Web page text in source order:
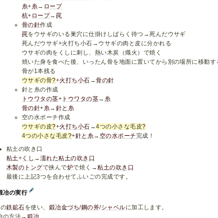
糸+糸→ ロープ
杭+ ロープ→ 罠
骨の針作成
罠をウサギのいる巣穴に仕掛けしばらく待つ→死んだウサギ
死んだウサギ+火打ち小石→ウサギの肉と皮に分かれる
ウサギの肉をくしに刺し、熱い木炭（熾火）で焼く
焼いた身を食べた後、いったん骨を地面に置いてから別の場所に移動
骨が1本残る
ウサギの骨?+火打ち小石 →骨の針
針と糸の作成
トウワタの茎+ トウワタの茎→ 糸
骨の針+糸→ 針と糸
空の水ポーチ作成
ウサギの皮?+火打ち小石 →4つの小さな毛皮?
4つの小さな毛皮?+針と糸→ 空の水ポーチ完成！
粘土の吹き口
粘土+ くし → 濡れた粘土の吹き口
木製のトングで挟んで炉で焼く→粘土の吹き口
最後に上記3つを合わせてふいごの完成です。
冶の実行
鉄鉱石を使い、 鍛冶金づち/鋼の斧/シャベルに加工します。
の方法→ 鍛冶